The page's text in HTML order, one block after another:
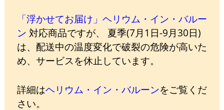
「浮かせてお届け」ヘリウム・イン・バルー
ン 対応商品ですが、 夏季(7月1日-9月30日)
は、配送中の温度変化で破裂の危険が高いた
め、サービスを休止しています。
詳細はヘリウム・イン・バルーンをご覧くだ
さい。